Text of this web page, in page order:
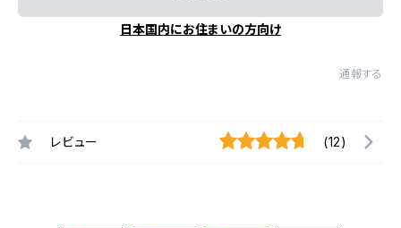
日本国内にお住まいの方向け
通報する
レビュー (12)